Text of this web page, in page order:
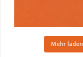
Mehr laden